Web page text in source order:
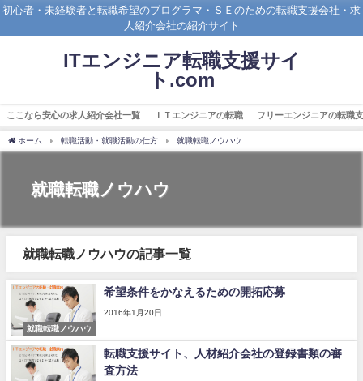
初心者・未経験者と転職希望のプログラマ・ＳＥのための転職支援会社・求
人紹介会社の紹介サイト
ITエンジニア転職支援サイ
ト.com
ここなら安心の求人紹介会社一覧 ＩＴエンジニアの転職 フリーエンジニアの転職
ホーム 転職活動・就職活動の仕方 就職転職ノウハウ
就職転職ノウハウ
就職転職ノウハウの記事一覧
就職転職ノウハウ
希望条件をかなえるための開拓応募
2016年1月20日
転職支援サイト、人材紹介会社の登録書類の審
査方法